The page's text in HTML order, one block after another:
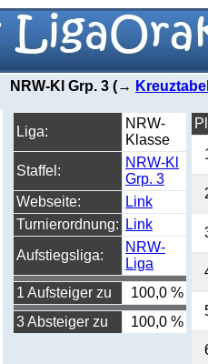
NRW-Kl Grp. 3 (→
Liga:
NRW-
Klasse
Staffel:
NRW-Kl
Grp. 3
Webseite:
Link
Turnierordnung:
Link
Aufstiegsliga:
NRW-
Liga
1 Aufsteiger zu
100,0 %
3 Absteiger zu
100,0 %